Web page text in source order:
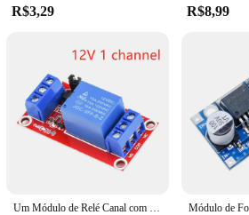
that your devices receive the optimal amount
and personal use. With this module, you
R$3,29 R$8,99
Um Módulo de Relé Canal com Optocoupler Escudo Board, Alto e Baixo Nível Gatilho, Módulo de Alimentação para Arduino, DC 5V, 9V, 12V, 24V